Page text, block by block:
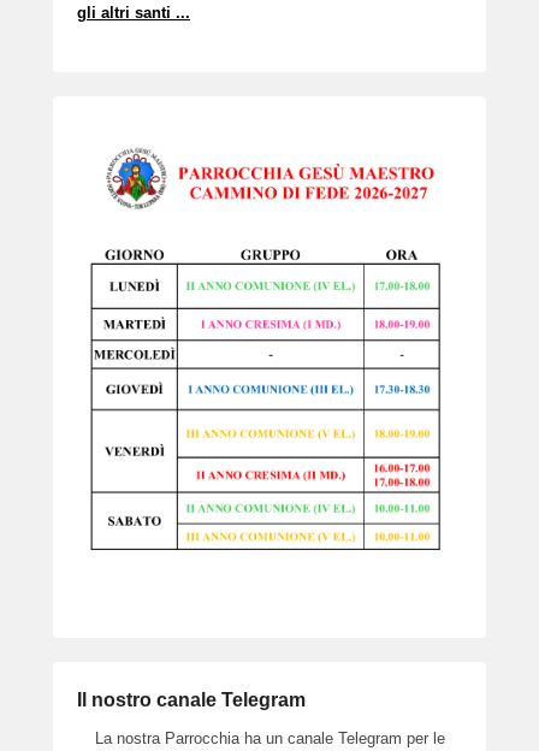
gli altri santi ...
Il nostro canale Telegram
La nostra Parrocchia ha un canale Telegram per le